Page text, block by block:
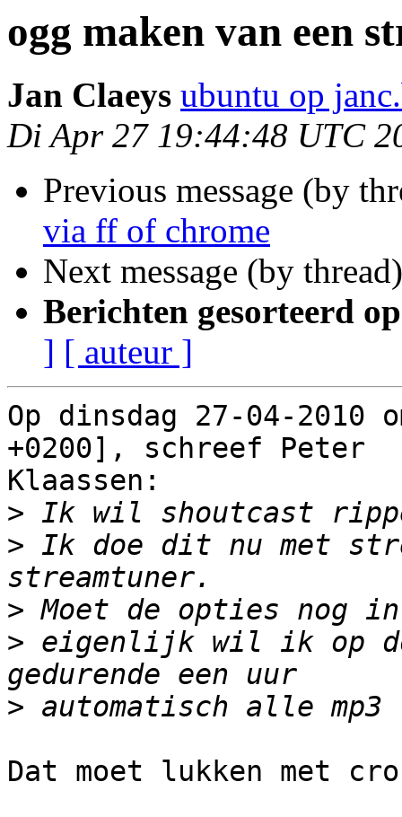
ogg maken van een
Jan Claeys ubuntu op
Di Apr 27 19:44:48 UTC
Previous message (by
via ff of chrome
Next message (by
Berichten gesorteerd
] [ auteur ]
Op dinsdag 27-04-
+0200], schreef Peter
Klaassen:
>
> Ik doe dit nu met
>
> eigenlijk wil ik op
>
Dat moet lukken met